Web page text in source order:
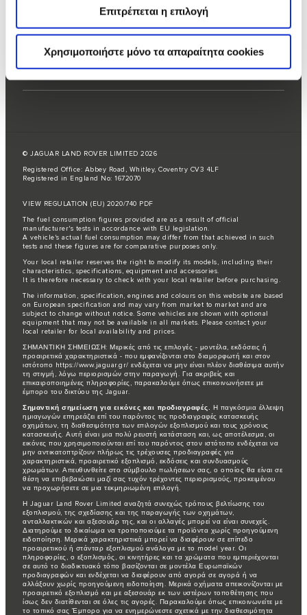
Επιτρέπεται η επιλογή
Χρησιμοποιήστε μόνο τα απαραίτητα cookies
© JAGUAR LAND ROVER LIMITED 2026
Registered Office: Abbey Road, Whitley, Coventry CV3 4LF
Registered in England No: 1672070
VIEW REGULATION (EU) 2020/740 PDF
The fuel consumption figures provided are as a result of official
manufacturer's tests in accordance with EU legislation.
A vehicle's actual fuel consumption may differ from that achieved in such
tests and these figures are for comparative purposes only.
Your local retailer reserves the right to modify its models, including their
characteristics, specifications, equipment and accessories.
It is therefore necessary to check with your local retailer before purchasing.
The information, specification, engines and colours on this website are based
on European specification and may vary from market to market and are
subject to change without notice. Some vehicles are shown with optional
equipment that may not be available in all markets. Please contact your
local retailer for local availability and prices.
ΣΗΜΑΝΤΙΚΗ ΣΗΜΕΙΩΣΗ: Μερικές από τις επιλογές - μοντέλα, εκδόσεις ή
προαιρετικά χαρακτηριστικά - που εμφανίζονται στο διαμορφωτή και στον
ιστότοπο https://www.jaguar.gr/ ενδέχεται να μην είναι πλέον διαθέσιμα αυτήν
τη στιγμή, λόγω περιορισμών στην παραγωγή. Για ακριβείς και
επικαιροποιημένες πληροφορίες, παρακαλούμε όπως επικοινωνήσετε με
έμπορο του δικτύου της Jaguar.
Σημαντική σημείωση για εικόνες και προδιαγραφές. Η παγκόσμια έλλειψη
ημιαγωγών επηρεάζει επί του παρόντος τις προδιαγραφές κατασκευής
οχημάτων, τη διαθεσιμότητα των επιλογών εξοπλισμού και τους χρόνους
κατασκευής. Αυτή είναι μια πολύ ρευστή κατάσταση και, ως αποτέλεσμα, οι
εικόνες που χρησιμοποιούνται επί του παρόντος στον ιστότοπο ενδέχεται να
μην αντικατοπτρίζουν πλήρως τις τρέχουσες προδιαγραφές για
χαρακτηριστικά, προαιρετικό εξοπλισμό, εκδόσεις και συνδυασμούς
χρωμάτων. Απευθυνθείτε στο σύμβουλο πωλήσεων σας, ο οποίος θα είναι σε
θέση να επιβεβαιώσει μαζί σας τυχόν τρέχοντες περιορισμούς, προκειμένου
να προχωρήσετε σε μια τεκμηριωμένη επιλογή.
Η Jaguar Land Rover Limited αναζητά συνεχώς τρόπους βελτίωσης του
εξοπλισμού, της σχεδίασης και της παραγωγής των οχημάτων,
ανταλλακτικών και αξεσουάρ της, και οι αλλαγές μπορεί να είναι συνεχείς.
Διατηρούμε το δικαίωμα να τροποποιούμε τα προϊόντα χωρίς προηγούμενη
ειδοποίηση. Μερικά χαρακτηριστικά μπορεί να διαφέρουν σε επίπεδο
προαιρετικού ή στάνταρ εξοπλισμού ανάλογα με το model year. Οι
πληροφορίες, ο εξοπλισμός, οι κινητήρες και τα χρώματα που εμπεριέχονται
σε αυτό το διαδικτυακό τόπο βασίζονται σε μοντέλα Ευρωπαϊκών
προδιαγραφών και ενδέχεται να διαφέρουν από αγορά σε αγορά ή να
αλλάξουν χωρίς προηγούμενη ειδοποίηση. Μερικά οχήματα απεικονίζονται με
προαιρετικό εξοπλισμό και με αξεσουάρ εκ των υστέρων τοποθέτησης που
ίσως δεν διατίθενται σε όλες τις αγορές. Παρακαλούμε όπως επικοινωνείτε με
το τοπικό σας Έμπορο για να ενημερώνεστε σχετικά με την διαθεσιμότητα